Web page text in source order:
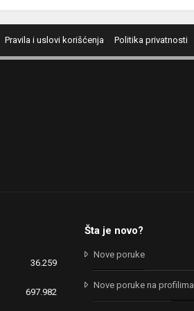
Pravila i uslovi korišćenja Politika privatnosti
36.259
697.982
Šta je novo?
Nove poruke
Nove poruke na profilima